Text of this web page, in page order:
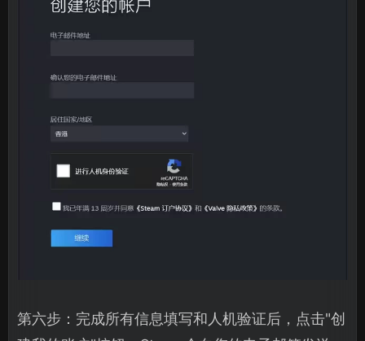
第六步：完成所有信息填写和人机验证后，点击"创